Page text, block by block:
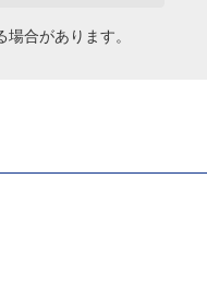
合があります。